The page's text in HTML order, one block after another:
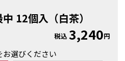
12個入（白茶）
税込3,240円
選びください